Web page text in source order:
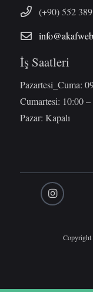
(+90) 552
İş Saatleri
Pazartesi_Cuma:
Cumartesi: 10:00
Pazar: Kapalı